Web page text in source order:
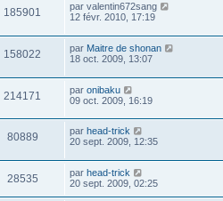
185901 par valentin672sang
12 févr. 2010, 17:19
158022 par Maitre de shonan
18 oct. 2009, 13:07
214171 par onibaku
09 oct. 2009, 16:19
80889 par head-trick
20 sept. 2009, 12:35
28535 par head-trick
20 sept. 2009, 02:25